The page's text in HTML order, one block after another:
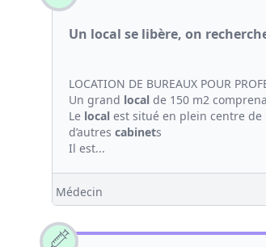
Un local se libère, on
LOCATION DE BUREAUX POUR
Un grand local de 150 m2
Le local est situé en plein centre de
d’autres cabinets
Il est...
Médecin